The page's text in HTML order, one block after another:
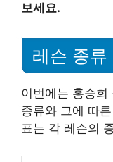
보세요.
레슨 종류
이번에는 홍승희
종류와 그에 따
표는 각 레슨의